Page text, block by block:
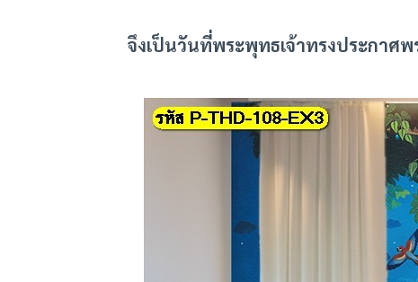
จึงเป็นวันที่พระพุทธเจ้าทรงประกาศ